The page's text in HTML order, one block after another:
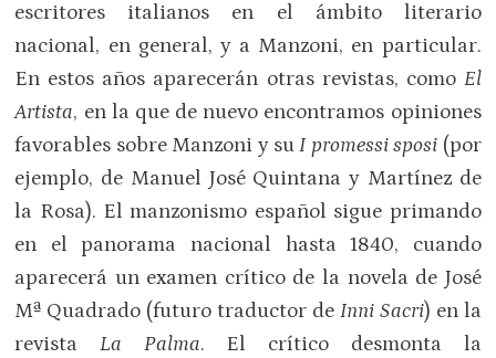
escritores italianos en el ámbito literario
nacional, en general, y a Manzoni, en particular.
En estos años aparecerán otras revistas, como El
Artista, en la que de nuevo encontramos opiniones
favorables sobre Manzoni y suI promessi sposi (por
ejemplo, de Manuel José Quintana y Martínez de
la Rosa). El manzonismo español sigue primando
en el panorama nacional hasta 1840, cuando
aparecerá un examen crítico de la novela de José
Mª Quadrado (futuro traductor de Inni Sacri) en la
revistaLa Palma. El crítico desmonta la